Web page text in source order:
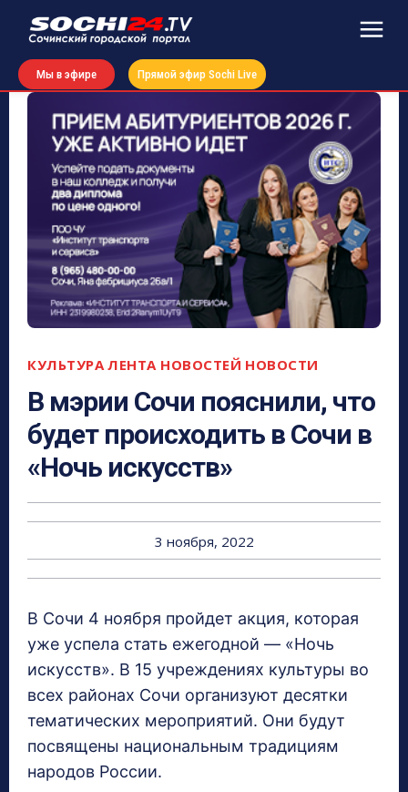
Мы в эфире Прямой эфир Sochi Live
КУЛЬТУРА ЛЕНТА НОВОСТЕЙ НОВОСТИ
В мэрии Сочи пояснили, что
будет происходить в Сочи в
«Ночь искусств»
3 ноября, 2022
В Сочи 4 ноября пройдет акция, которая
уже успела стать ежегодной — «Ночь
искусств». В 15 учреждениях культуры во
всех районах Сочи организуют десятки
тематических мероприятий. Они будут
посвящены национальным традициям
народов России.